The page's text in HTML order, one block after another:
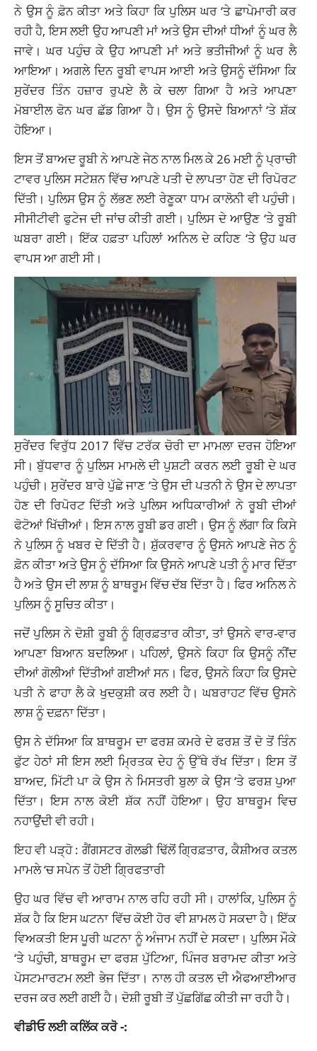
ਨੇ ਉਸ ਨੂੰ ਫ਼ੋਨ ਕੀਤਾ ਅਤੇ ਕਿਹਾ ਕਿ ਪੁਲਿਸ ਘਰ ‘ਤੇ ਛਾਪੇਮਾਰੀ ਕਰ
ਰਹੀ ਹੈ, ਇਸ ਲਈ ਉਹ ਆਪਣੀ ਮਾਂ ਅਤੇ ਉਸ ਦੀਆਂ ਧੀਆਂ ਨੂੰ ਘਰ ਲੈ
ਜਾਵੇ। ਘਰ ਪਹੁੰਚ ਕੇ ਉਹ ਆਪਣੀ ਮਾਂ ਅਤੇ ਭਤੀਜੀਆਂ ਨੂੰ ਘਰ ਲੈ
ਆਇਆ। ਅਗਲੇ ਦਿਨ ਰੂਬੀ ਵਾਪਸ ਆਈ ਅਤੇ ਉਸਨੂੰ ਦੱਸਿਆ ਕਿ
ਸੁਰੇਂਦਰ ਤਿੰਨ ਹਜ਼ਾਰ ਰੁਪਏ ਲੈ ਕੇ ਚਲਾ ਗਿਆ ਹੈ ਅਤੇ ਆਪਣਾ
ਮੋਬਾਈਲ ਫੋਨ ਘਰ ਛੱਡ ਗਿਆ ਹੈ। ਉਸ ਨੂੰ ਉਸਦੇ ਬਿਆਨਾਂ ‘ਤੇ ਸ਼ੱਕ
ਹੋਇਆ।
ਇਸ ਤੋਂ ਬਾਅਦ ਰੂਬੀ ਨੇ ਆਪਣੇ ਜੇਠ ਨਾਲ ਮਿਲ ਕੇ 26 ਮਈ ਨੂੰ ਪ੍ਰਾਚੀ
ਟਾਵਰ ਪੁਲਿਸ ਸਟੇਸ਼ਨ ਵਿੱਚ ਆਪਣੇ ਪਤੀ ਦੇ ਲਾਪਤਾ ਹੋਣ ਦੀ ਰਿਪੋਰਟ
ਦਿੱਤੀ। ਪੁਲਿਸ ਉਸ ਨੂੰ ਲੱਭਣ ਲਈ ਰੇਣੂਕਾ ਧਾਮ ਕਾਲੋਨੀ ਵੀ ਪਹੁੰਚੀ।
ਸੀਸੀਟੀਵੀ ਫੁਟੇਜ ਦੀ ਜਾਂਚ ਕੀਤੀ ਗਈ। ਪੁਲਿਸ ਦੇ ਆਉਣ ‘ਤੇ ਰੂਬੀ
ਘਬਰਾ ਗਈ। ਇੱਕ ਹਫ਼ਤਾ ਪਹਿਲਾਂ ਅਨਿਲ ਦੇ ਕਹਿਣ ‘ਤੇ ਉਹ ਘਰ
ਵਾਪਸ ਆ ਗਈ ਸੀ।
ਸੁਰੇਂਦਰ ਵਿਰੁੱਧ 2017 ਵਿੱਚ ਟਰੱਕ ਚੋਰੀ ਦਾ ਮਾਮਲਾ ਦਰਜ ਹੋਇਆ
ਸੀ। ਬੁੱਧਵਾਰ ਨੂੰ ਪੁਲਿਸ ਮਾਮਲੇ ਦੀ ਪੁਸ਼ਟੀ ਕਰਨ ਲਈ ਰੂਬੀ ਦੇ ਘਰ
ਪਹੁੰਚੀ। ਸੁਰੇਂਦਰ ਬਾਰੇ ਪੁੱਛੇ ਜਾਣ ‘ਤੇ ਉਸ ਦੀ ਪਤਨੀ ਨੇ ਉਸ ਦੇ ਲਾਪਤਾ
ਹੋਣ ਦੀ ਰਿਪੋਰਟ ਦਿੱਤੀ ਅਤੇ ਪੁਲਿਸ ਅਧਿਕਾਰੀਆਂ ਨੇ ਰੂਬੀ ਦੀਆਂ
ਫੋਟੋਆਂ ਖਿੱਚੀਆਂ। ਇਸ ਨਾਲ ਰੂਬੀ ਡਰ ਗਈ। ਉਸ ਨੂੰ ਲੱਗਾ ਕਿ ਕਿਸੇ
ਨੇ ਪੁਲਿਸ ਨੂੰ ਖਬਰ ਦੇ ਦਿੱਤੀ ਹੈ। ਸ਼ੁੱਕਰਵਾਰ ਨੂੰ ਉਸਨੇ ਆਪਣੇ ਜੇਠ ਨੂੰ
ਫ਼ੋਨ ਕੀਤਾ ਅਤੇ ਉਸ ਨੂੰ ਦੱਸਿਆ ਕਿ ਉਸਨੇ ਆਪਣੇ ਪਤੀ ਨੂੰ ਮਾਰ ਦਿੱਤਾ
ਹੈ ਅਤੇ ਉਸ ਦੀ ਲਾਸ਼ ਨੂੰ ਬਾਥਰੂਮ ਵਿੱਚ ਦੱਬ ਦਿੱਤਾ ਹੈ। ਫਿਰ ਅਨਿਲ ਨੇ
ਪੁਲਿਸ ਨੂੰ ਸੂਚਿਤ ਕੀਤਾ।
ਜਦੋਂ ਪੁਲਿਸ ਨੇ ਦੋਸ਼ੀ ਰੂਬੀ ਨੂੰ ਗ੍ਰਿਫ਼ਤਾਰ ਕੀਤਾ, ਤਾਂ ਉਸਨੇ ਵਾਰ-ਵਾਰ
ਆਪਣਾ ਬਿਆਨ ਬਦਲਿਆ। ਪਹਿਲਾਂ, ਉਸਨੇ ਕਿਹਾ ਕਿ ਉਸਨੂੰ ਨੀਂਦ
ਦੀਆਂ ਗੋਲੀਆਂ ਦਿੱਤੀਆਂ ਗਈਆਂ ਸਨ। ਫਿਰ, ਉਸਨੇ ਕਿਹਾ ਕਿ ਉਸਦੇ
ਪਤੀ ਨੇ ਫਾਹਾ ਲੈ ਕੇ ਖੁਦਕੁਸ਼ੀ ਕਰ ਲਈ ਹੈ। ਘਬਰਾਹਟ ਵਿੱਚ ਉਸਨੇ
ਲਾਸ਼ ਨੂੰ ਦਫ਼ਨਾ ਦਿੱਤਾ।
ਉਸ ਨੇ ਦੱਸਿਆ ਕਿ ਬਾਥਰੂਮ ਦਾ ਫਰਸ਼ ਕਮਰੇ ਦੇ ਫਰਸ਼ ਤੋਂ ਦੋ ਤੋਂ ਤਿੰਨ
ਫੁੱਟ ਹੇਠਾਂ ਸੀ ਇਸ ਲਈ ਮ੍ਰਿਤਕ ਦੇਹ ਨੂੰ ਉੱਥੇ ਰੱਖ ਦਿੱਤਾ। ਇਸ ਤੋਂ
ਬਾਅਦ, ਮਿੱਟੀ ਪਾ ਕੇ ਉਸ ਨੇ ਮਿਸਤਰੀ ਬੁਲਾ ਕੇ ਉਸ ‘ਤੇ ਫਰਸ਼ ਪੁਆ
ਦਿੱਤਾ। ਇਸ ਨਾਲ ਕੋਈ ਸ਼ੱਕ ਨਹੀਂ ਹੋਇਆ। ਉਹ ਬਾਥਰੂਮ ਵਿਚ
ਨਹਾਉਂਦੀ ਵੀ ਰਹੀ।
ਇਹ ਵੀ ਪੜ੍ਹੋ :ਗੈਂਗਸਟਰ ਗੋਲਡੀ ਢਿੱਲੋਂ ਗ੍ਰਿਫ਼ਤਾਰ, ਕੈਸ਼ੀਅਰ ਕਤਲ
ਮਾਮਲੇ ‘ਚ ਸਪੇਨ ਤੋਂ ਹੋਈ ਗ੍ਰਿਫਤਾਰੀ
ਉਹ ਘਰ ਵਿੱਚ ਵੀ ਆਰਾਮ ਨਾਲ ਰਹਿ ਰਹੀ ਸੀ। ਹਾਲਾਂਕਿ, ਪੁਲਿਸ ਨੂੰ
ਸ਼ੱਕ ਹੈ ਕਿ ਇਸ ਘਟਨਾ ਵਿੱਚ ਕੋਈ ਹੋਰ ਵੀ ਸ਼ਾਮਲ ਹੋ ਸਕਦਾ ਹੈ। ਇੱਕ
ਵਿਅਕਤੀ ਇਸ ਪੂਰੀ ਘਟਨਾ ਨੂੰ ਅੰਜਾਮ ਨਹੀਂ ਦੇ ਸਕਦਾ। ਪੁਲਿਸ ਮੌਕੇ
‘ਤੇ ਪਹੁੰਚੀ, ਬਾਥਰੂਮ ਦਾ ਫਰਸ਼ ਪੁੱਟਿਆ, ਪਿੰਜਰ ਬਰਾਮਦ ਕੀਤਾ ਅਤੇ
ਪੋਸਟਮਾਰਟਮ ਲਈ ਭੇਜ ਦਿੱਤਾ। ਨਾਲ ਹੀ ਕਤਲ ਦੀ ਐਫਆਈਆਰ
ਦਰਜ ਕਰ ਲਈ ਗਈ ਹੈ। ਦੋਸ਼ੀ ਰੂਬੀ ਤੋਂ ਪੁੱਛਗਿੱਛ ਕੀਤੀ ਜਾ ਰਹੀ ਹੈ।
ਵੀਡੀਓ ਲਈ ਕਲਿੱਕ ਕਰੋ -: